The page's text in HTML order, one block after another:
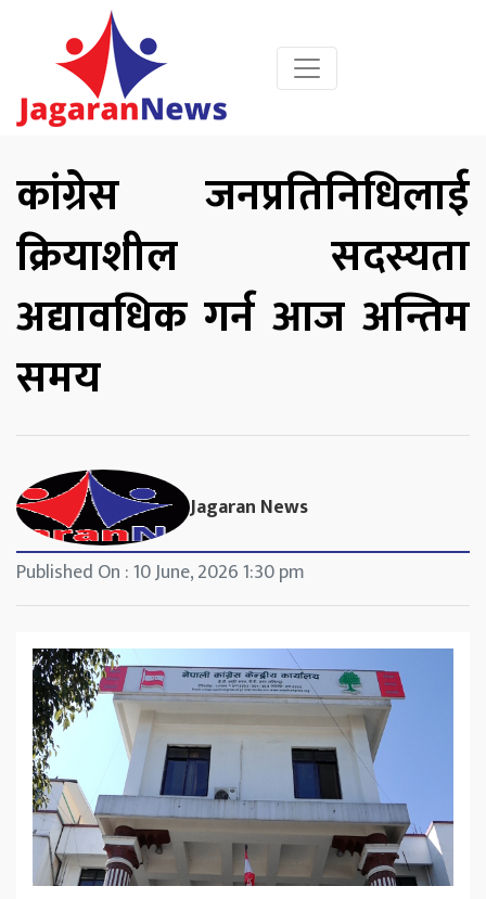
कांग्रेस जनप्रतिनिधिलाई
क्रियाशील सदस्यता
अद्यावधिक गर्न आज अन्तिम
समय
Jagaran News
Published On : 10 June, 2026 1:30 pm